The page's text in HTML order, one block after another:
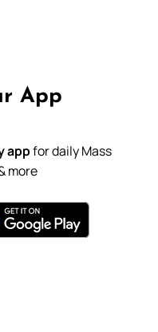
App
appfor daily Mass
more